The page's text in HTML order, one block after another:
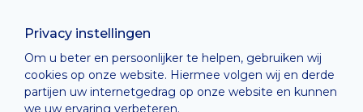
Privacy instellingen
Om u beter en persoonlijker te helpen, gebruiken wij
cookies op onze website. Hiermee volgen wij en derde
partijen uw internetgedrag op onze website en kunnen
we uw ervaring verbeteren.
Privacy Policy
Cashless
verkoopsvoorwaarden
Cookie Policy